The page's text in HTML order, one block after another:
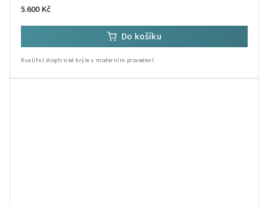
5.600 Kč
Do košíku